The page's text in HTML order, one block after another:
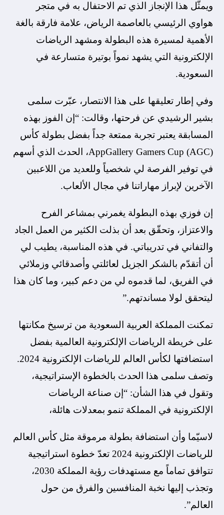
ويمثّل هذا الإنجاز الذي تم الاحتفال به في متجر
هواوي الرئيسي بالعاصمة الرياض، علامة فارقة بالغة
الأهمية لمسيرة هذه البطولة ومشهد الرياضات
الإلكترونية التي يشهد نمواً بوتيرة متسارعة في
السعودية.
وفي إطار تعليقها على هذا الانتصار، عبّرت سلمى
بشير الرشيدي عن فرحتها، وقالت: “إن الفوز بهذه
المسابقة يعتبر تجربة ممتعة جداً بفضل بطولة كأس
AppGallery Gamers Cup (AGC)، الحدث الذي أسهم
في توفير الفرصة لي شخصياً وللعديد من اللاعبين
الآخرين لإبراز مهاراتنا في مجال الألعاب.
إن فوزي بهذه البطولة يغمرني بمشاعر الفرح
والاعتزاز، وتحقّق بعد أن بذلت الكثير من العمل الجاد
والتفاني في تدريباتي. في هذه المناسبة، يطيب لي
أن أتقدّم بالشكر الجزيل لعائلتي وأصدقائي وزملائي
في الفريق، لما قدموه لي من دعم كبير، وما كان هذا
ليتحقق لولا مساندتهم.”
تمكنت المملكة العربية السعودية من ترسيخ مكانتها
على خريطة الرياضات الإلكترونية العالمية بفضل
استضافتها لكأس العالم للرياضات الإلكترونية 2024.
وتصف سلمى هذا الحدث بالخطوة الإستراتيجية،
وتقول في هذا الشأن: “إن صناعة الرياضات
الإلكترونية في المملكة تنمو بمعدلات هائلة،
لاسيّما وأن استضافة بطولة مرموقة مثل كأس العالم
للرياضات الإلكترونية 2024 تعدّ خطوة استراتيجية
تتوافق تماماً مع مستهدفات رؤية المملكة 2030،
وتجذب إليها نخبة المنافسين والفرق من حول
العالم”.